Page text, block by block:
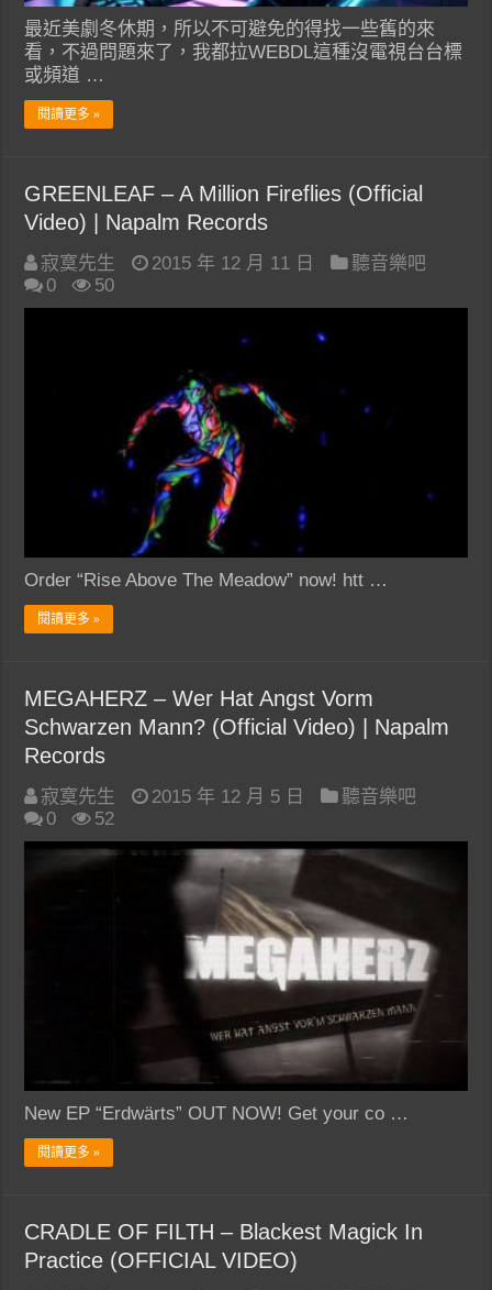
最近美劇冬休期，所以不可避免的得找一些舊的來
看，不過問題來了，我都拉WEBDL這種沒電視台台標
或頻道 …
閱讀更多 »
GREENLEAF – A Million Fireflies (Official
Video) | Napalm Records
寂寞先生 2015 年 12 月 11 日
聽音樂吧
0
50
Order “Rise Above The Meadow” now! htt …
閱讀更多 »
MEGAHERZ – Wer Hat Angst Vorm
Schwarzen Mann? (Official Video) | Napalm
Records
寂寞先生 2015 年 12 月 5 日
聽音樂吧
0
52
New EP “Erdwärts” OUT NOW! Get your co …
閱讀更多 »
CRADLE OF FILTH – Blackest Magick In
Practice (OFFICIAL VIDEO)